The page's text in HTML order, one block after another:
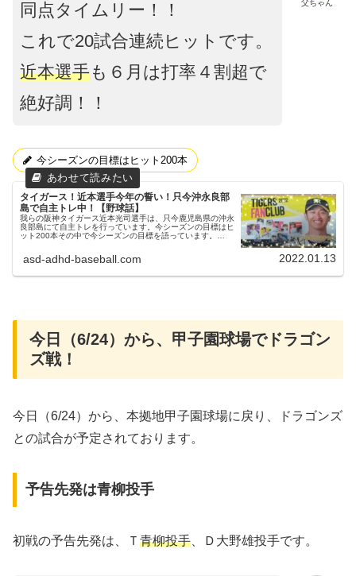
父ちゃん
同点タイムリー！！
これで20試合連続ヒットです。
近本選手も６月は打率４割超で
絶好調！！
今シーズンの目標はヒット200本
タイガース！近本選手今年の誓い！只今沖永良部
島で自主トレ中！【野球話】
我らの阪神タイガース近本光司選手は、只今鹿児島県の沖永
良部島にて自主トレを行っています。今シーズンの目標はヒ
ット200本その中で今シーズンの目標を語っています。
2019年 159本20...
asd-adhd-baseball.com 2022.01.13
今日（6/24）から、甲子園球場でドラゴン
ズ戦！
今日（6/24）から、本拠地甲子園球場に戻り、ドラゴンズ
との試合が予定されております。
予告先発は青柳投手
初戦の予告先発は、Ｔ 青柳投手 、Ｄ大野雄投手です。